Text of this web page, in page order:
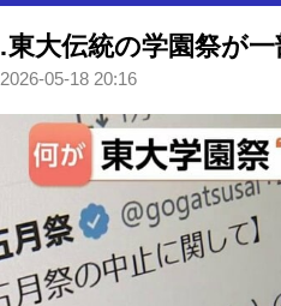
2026-05-18 20:16